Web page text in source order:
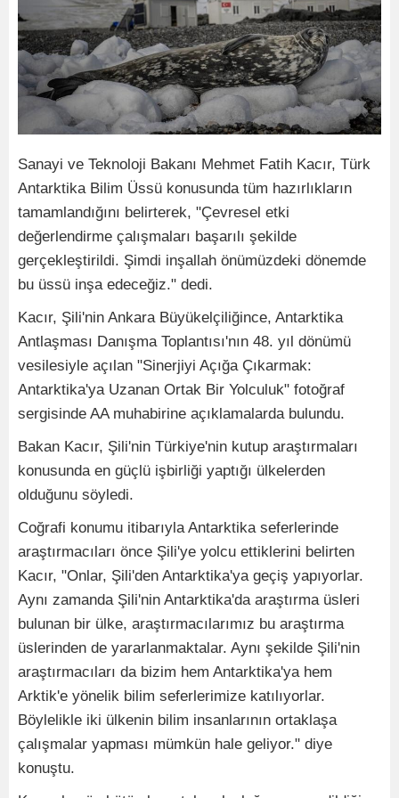
Sanayi ve Teknoloji Bakanı Mehmet Fatih Kacır, Türk
Antarktika Bilim Üssü konusunda tüm hazırlıkların
tamamlandığını belirterek, "Çevresel etki
değerlendirme çalışmaları başarılı şekilde
gerçekleştirildi. Şimdi inşallah önümüzdeki dönemde
bu üssü inşa edeceğiz." dedi.
Kacır, Şili'nin Ankara Büyükelçiliğince, Antarktika
Antlaşması Danışma Toplantısı'nın 48. yıl dönümü
vesilesiyle açılan "Sinerjiyi Açığa Çıkarmak:
Antarktika'ya Uzanan Ortak Bir Yolculuk" fotoğraf
sergisinde AA muhabirine açıklamalarda bulundu.
Bakan Kacır, Şili'nin Türkiye'nin kutup araştırmaları
konusunda en güçlü işbirliği yaptığı ülkelerden
olduğunu söyledi.
Coğrafi konumu itibarıyla Antarktika seferlerinde
araştırmacıları önce Şili'ye yolcu ettiklerini belirten
Kacır, "Onlar, Şili'den Antarktika'ya geçiş yapıyorlar.
Aynı zamanda Şili'nin Antarktika'da araştırma üsleri
bulunan bir ülke, araştırmacılarımız bu araştırma
üslerinden de yararlanmaktalar. Aynı şekilde Şili'nin
araştırmacıları da bizim hem Antarktika'ya hem
Arktik'e yönelik bilim seferlerimize katılıyorlar.
Böylelikle iki ülkenin bilim insanlarının ortaklaşa
çalışmalar yapması mümkün hale geliyor." diye
konuştu.